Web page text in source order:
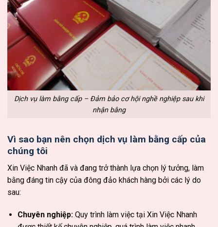
Dịch vụ làm bằng cấp – Đảm bảo cơ hội nghề nghiệp sau khi
nhận bằng
Vì sao bạn nên chọn dịch vụ làm bằng cấp của
chúng tôi
Xin Việc Nhanh đã và đang trở thành lựa chọn lý tưởng, làm
bằng đáng tin cậy của đông đảo khách hàng bởi các lý do
sau:
Chuyên nghiệp:Quy trình làm việc tại Xin Việc Nhanh